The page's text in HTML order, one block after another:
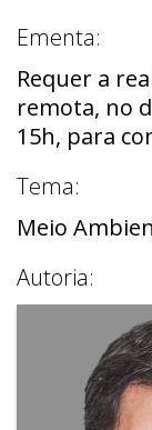
Ementa:
Requer a
remota, no
15h, para
Tema:
Meio
Autoria: